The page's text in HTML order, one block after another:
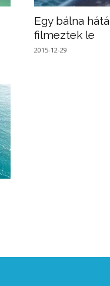
Egy bálna
filmeztek le
2015-12-29